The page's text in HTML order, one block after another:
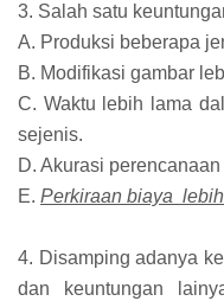
3. Salah satu
A. Produksi beberapa
B. Modifikasi gambar
C. Waktu lebih lama
sejenis.
D. Akurasi
E. Perkiraan biaya
4. Disamping adanya
dan keuntungan